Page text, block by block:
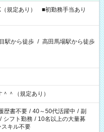
規定あり） ■初勤務手当あり
駅から徒歩 / 高田馬場駅から徒歩
＾（規定あり）
歴書不要 / 40～50代活躍中 / 副
/ シフト勤務 / 10名以上の大量募
スキル不要